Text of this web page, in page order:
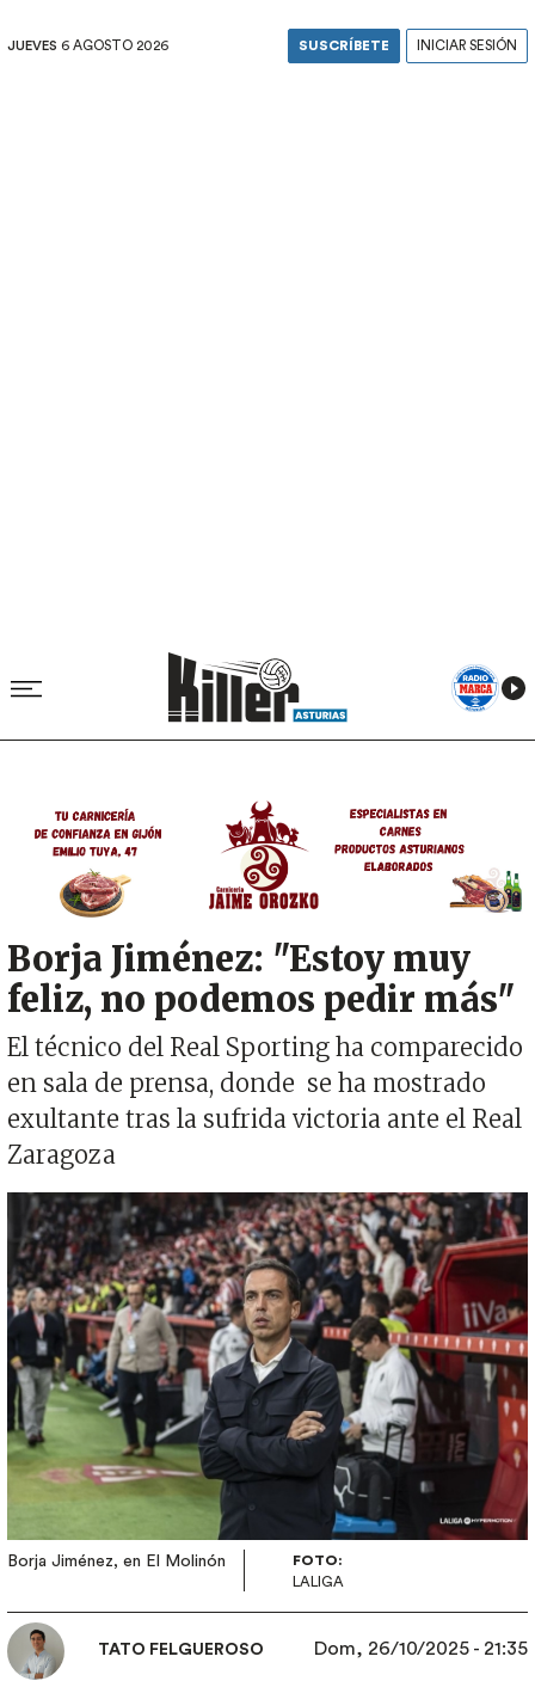
JUEVES 6 AGOSTO 2026 SUSCRÍBETE INICIAR SESIÓN
Image
Borja Jiménez: "Estoy muy
feliz, no podemos pedir más"
El técnico del Real Sporting ha comparecido
en sala de prensa, donde se ha mostrado
exultante tras la sufrida victoria ante el Real
Zaragoza
Imagen
Borja Jiménez, en El Molinón
FOTO:
LALIGA
TATO FELGUEROSO Dom, 26/10/2025 - 21:35